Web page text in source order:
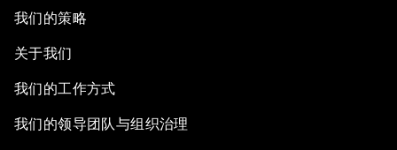
我们的策略
关于我们
我们的工作方式
我们的领导团队与组织治理